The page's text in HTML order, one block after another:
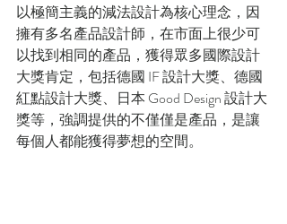
以極簡主義的減法設計為核心理念，因
擁有多名產品設計師，在市面上很少可
以找到相同的產品，獲得眾多國際設計
大獎肯定，包括德國 IF 設計大獎、德國
紅點設計大獎、日本 Good Design 設計大
獎等，強調提供的不僅僅是產品，是讓
每個人都能獲得夢想的空間。